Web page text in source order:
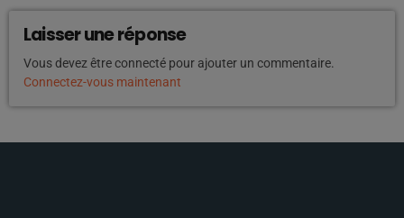
Laisser une réponse
Vous devez être connecté pour ajouter un commentaire.
Connectez-vous maintenant